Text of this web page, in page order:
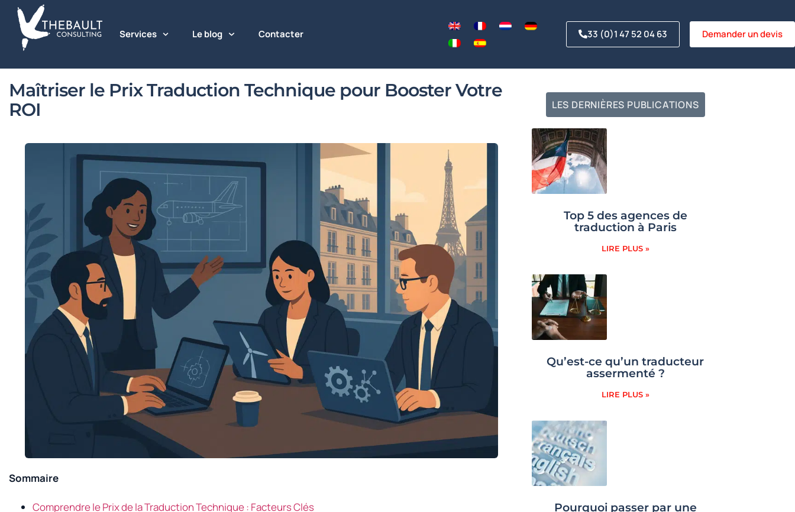
Services Le blog Contacter 33 (0)1 47 52 04 63 Demander un devis
Maîtriser le Prix Traduction Technique pour Booster Votre
ROI
Sommaire
Comprendre le Prix de la Traduction Technique : Facteurs Clés
LES DERNIÈRES PUBLICATIONS
Top 5 des agences de
traduction à Paris
LIRE PLUS »
Qu’est-ce qu’un traducteur
assermenté ?
LIRE PLUS »
Pourquoi passer par une